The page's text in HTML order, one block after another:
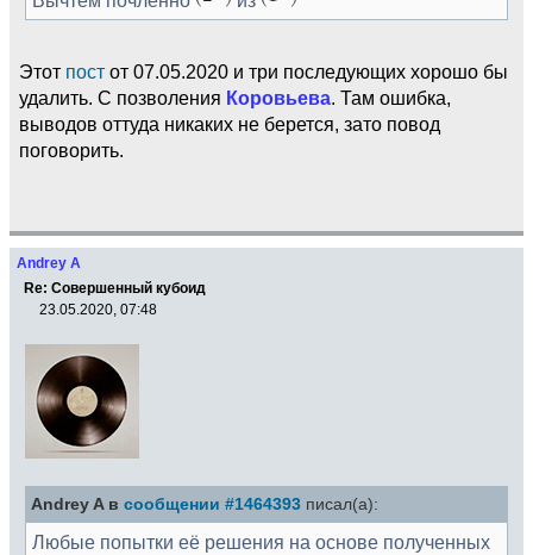
Этот пост от 07.05.2020 и три последующих хорошо бы
удалить. С позволения Коровьева. Там ошибка,
выводов оттуда никаких не берется, зато повод
поговорить.
Andrey A
Re: Совершенный кубоид
23.05.2020, 07:48
Andrey A в сообщении #1464393 писал(а):
Любые попытки её решения на основе полученных